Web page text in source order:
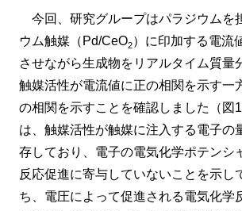
今回、研究グループはパラジウムを
ウム触媒（Pd/CeO2）に印加する電流
させながら生成物をリアルタイム質量
触媒活性が電流値に正の相関を示す一
の相関を示すことを確認しました（図
は、触媒活性が触媒に注入する電子の
存しており、電子の電気化学ポテンシ
反応促進に寄与していないことを示し
ち、電圧によって促進される電気化学